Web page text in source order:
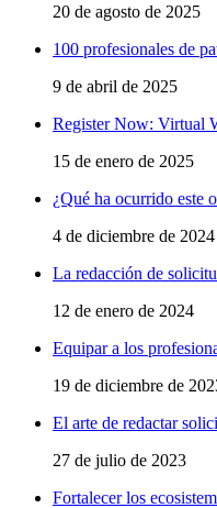
20 de agosto de 2025
100 profesionales de
9 de abril de 2025
Register Now: Virtual
15 de enero de 2025
¿Qué ha ocurrido este
4 de diciembre de 2024
La redacción de
12 de enero de 2024
Equipar a los
19 de diciembre de
El arte de redactar
27 de julio de 2023
Fortalecer los